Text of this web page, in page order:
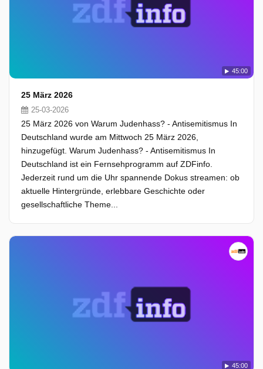
45:00
25 März 2026
25-03-2026
25 März 2026 von Warum Judenhass? - Antisemitismus In
Deutschland wurde am Mittwoch 25 März 2026,
hinzugefügt. Warum Judenhass? - Antisemitismus In
Deutschland ist ein Fernsehprogramm auf ZDFinfo.
Jederzeit rund um die Uhr spannende Dokus streamen: ob
aktuelle Hintergründe, erlebbare Geschichte oder
gesellschaftliche Theme...
45:00